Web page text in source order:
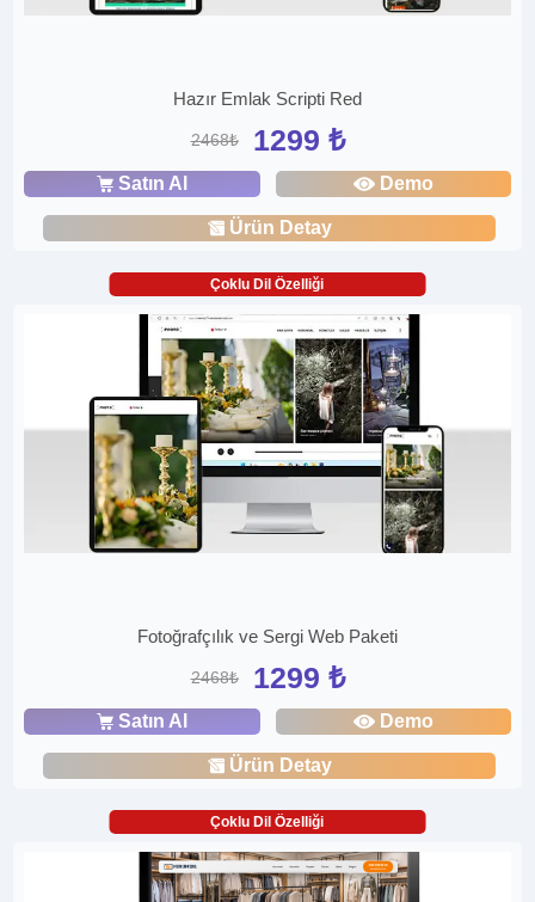
Hazır Emlak Scripti Red
2468₺ 1299 ₺
Satın Al Demo
Ürün Detay
Çoklu Dil Özelliği
Fotoğrafçılık ve Sergi Web Paketi
2468₺ 1299 ₺
Satın Al Demo
Ürün Detay
Çoklu Dil Özelliği